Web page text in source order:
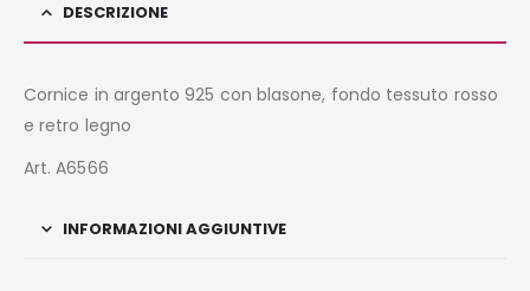
DESCRIZIONE
Cornice in argento 925 con blasone, fondo tessuto rosso
e retro legno
Art. A6566
INFORMAZIONI AGGIUNTIVE